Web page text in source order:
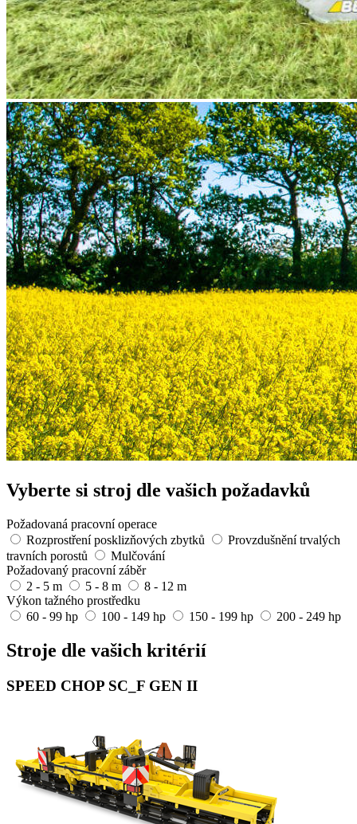
Vyberte si stroj dle vašich požadavků
Požadovaná pracovní operace
Rozprostření posklizňových zbytků
Provzdušnění trvalých
travních porostů
Mulčování
Požadovaný pracovní záběr
2 - 5 m
5 - 8 m
8 - 12 m
Výkon tažného prostředku
60 - 99 hp
100 - 149 hp 150 - 199 hp 200 - 249 hp
Stroje dle vašich kritérií
SPEED CHOP SC_F GEN II